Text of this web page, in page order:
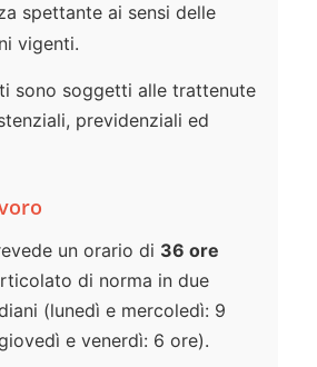
spettante ai sensi delle
vigenti.
sono soggetti alle trattenute
previdenziali ed
un orario di 36 ore
di norma in due
(lunedì e mercoledì: 9
e venerdì: 6 ore).